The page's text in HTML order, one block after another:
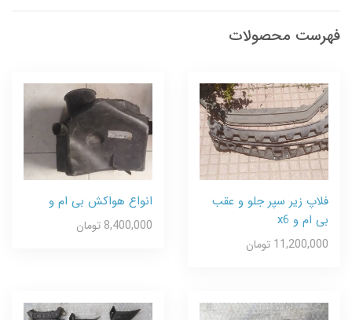
فهرست محصولات
فلاپ زیر سپر جلو و عقب
بی ام و x6
11,200,000 تومان
انواع هواکش بی ام و
8,400,000 تومان